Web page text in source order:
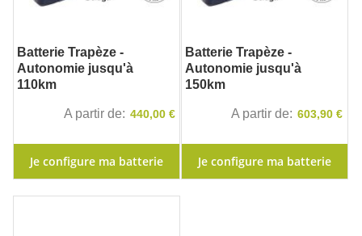
Batterie Trapèze -
Autonomie jusqu'à
110km
A partir de 440,00 €
Je configure ma batterie
Batterie Trapèze -
Autonomie jusqu'à
150km
A partir de 603,90 €
Je configure ma batterie